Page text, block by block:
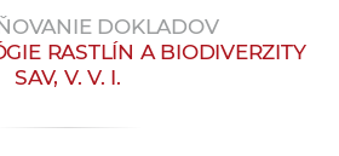
e
DOKLADOV
RASTLÍN A BIODIVERZITY
SAV, V. V. I.